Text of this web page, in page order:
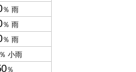
％ 雨
％ 雨
％ 雨
小雨
％